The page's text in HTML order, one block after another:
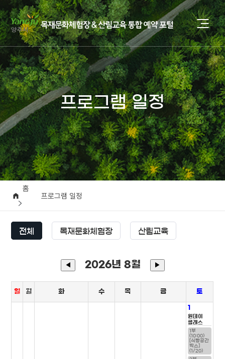
프로그램 일정
홈
프로그램 일정
전체 목재문화체험장 산림교육
◀ 2026년 8월 ▶
일 월 화 수 목 금 토
1
원데이
클래스
1부
(10:00)
[식빵공간
박스]
(1/20)